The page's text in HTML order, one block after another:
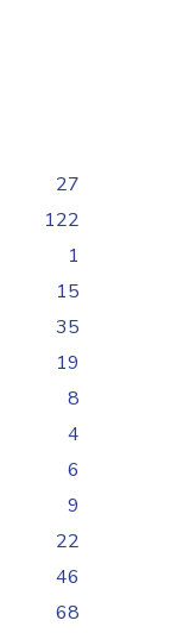
27
122
1
15
35
19
8
4
6
9
22
46
68